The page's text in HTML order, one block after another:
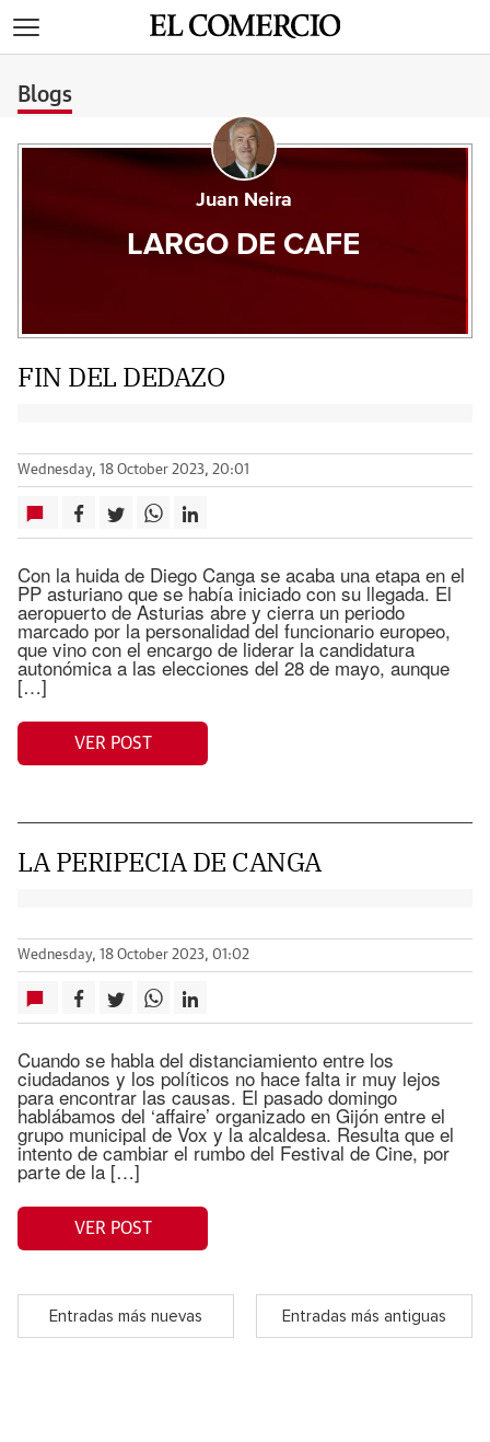
Blogs
Juan Neira
LARGO DE CAFE
FIN DEL DEDAZO
Wednesday, 18 October 2023, 20:01
Con la huida de Diego Canga se acaba una etapa en el
PP asturiano que se había iniciado con su llegada. El
aeropuerto de Asturias abre y cierra un periodo
marcado por la personalidad del funcionario europeo,
que vino con el encargo de liderar la candidatura
autonómica a las elecciones del 28 de mayo, aunque
[…]
VER POST
LA PERIPECIA DE CANGA
Wednesday, 18 October 2023, 01:02
Cuando se habla del distanciamiento entre los
ciudadanos y los políticos no hace falta ir muy lejos
para encontrar las causas. El pasado domingo
hablábamos del ‘affaire’ organizado en Gijón entre el
grupo municipal de Vox y la alcaldesa. Resulta que el
intento de cambiar el rumbo del Festival de Cine, por
parte de la […]
VER POST
Entradas más nuevas Entradas más antiguas